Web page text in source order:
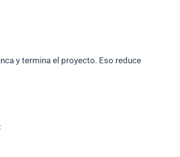
y termina el proyecto. Eso reduce